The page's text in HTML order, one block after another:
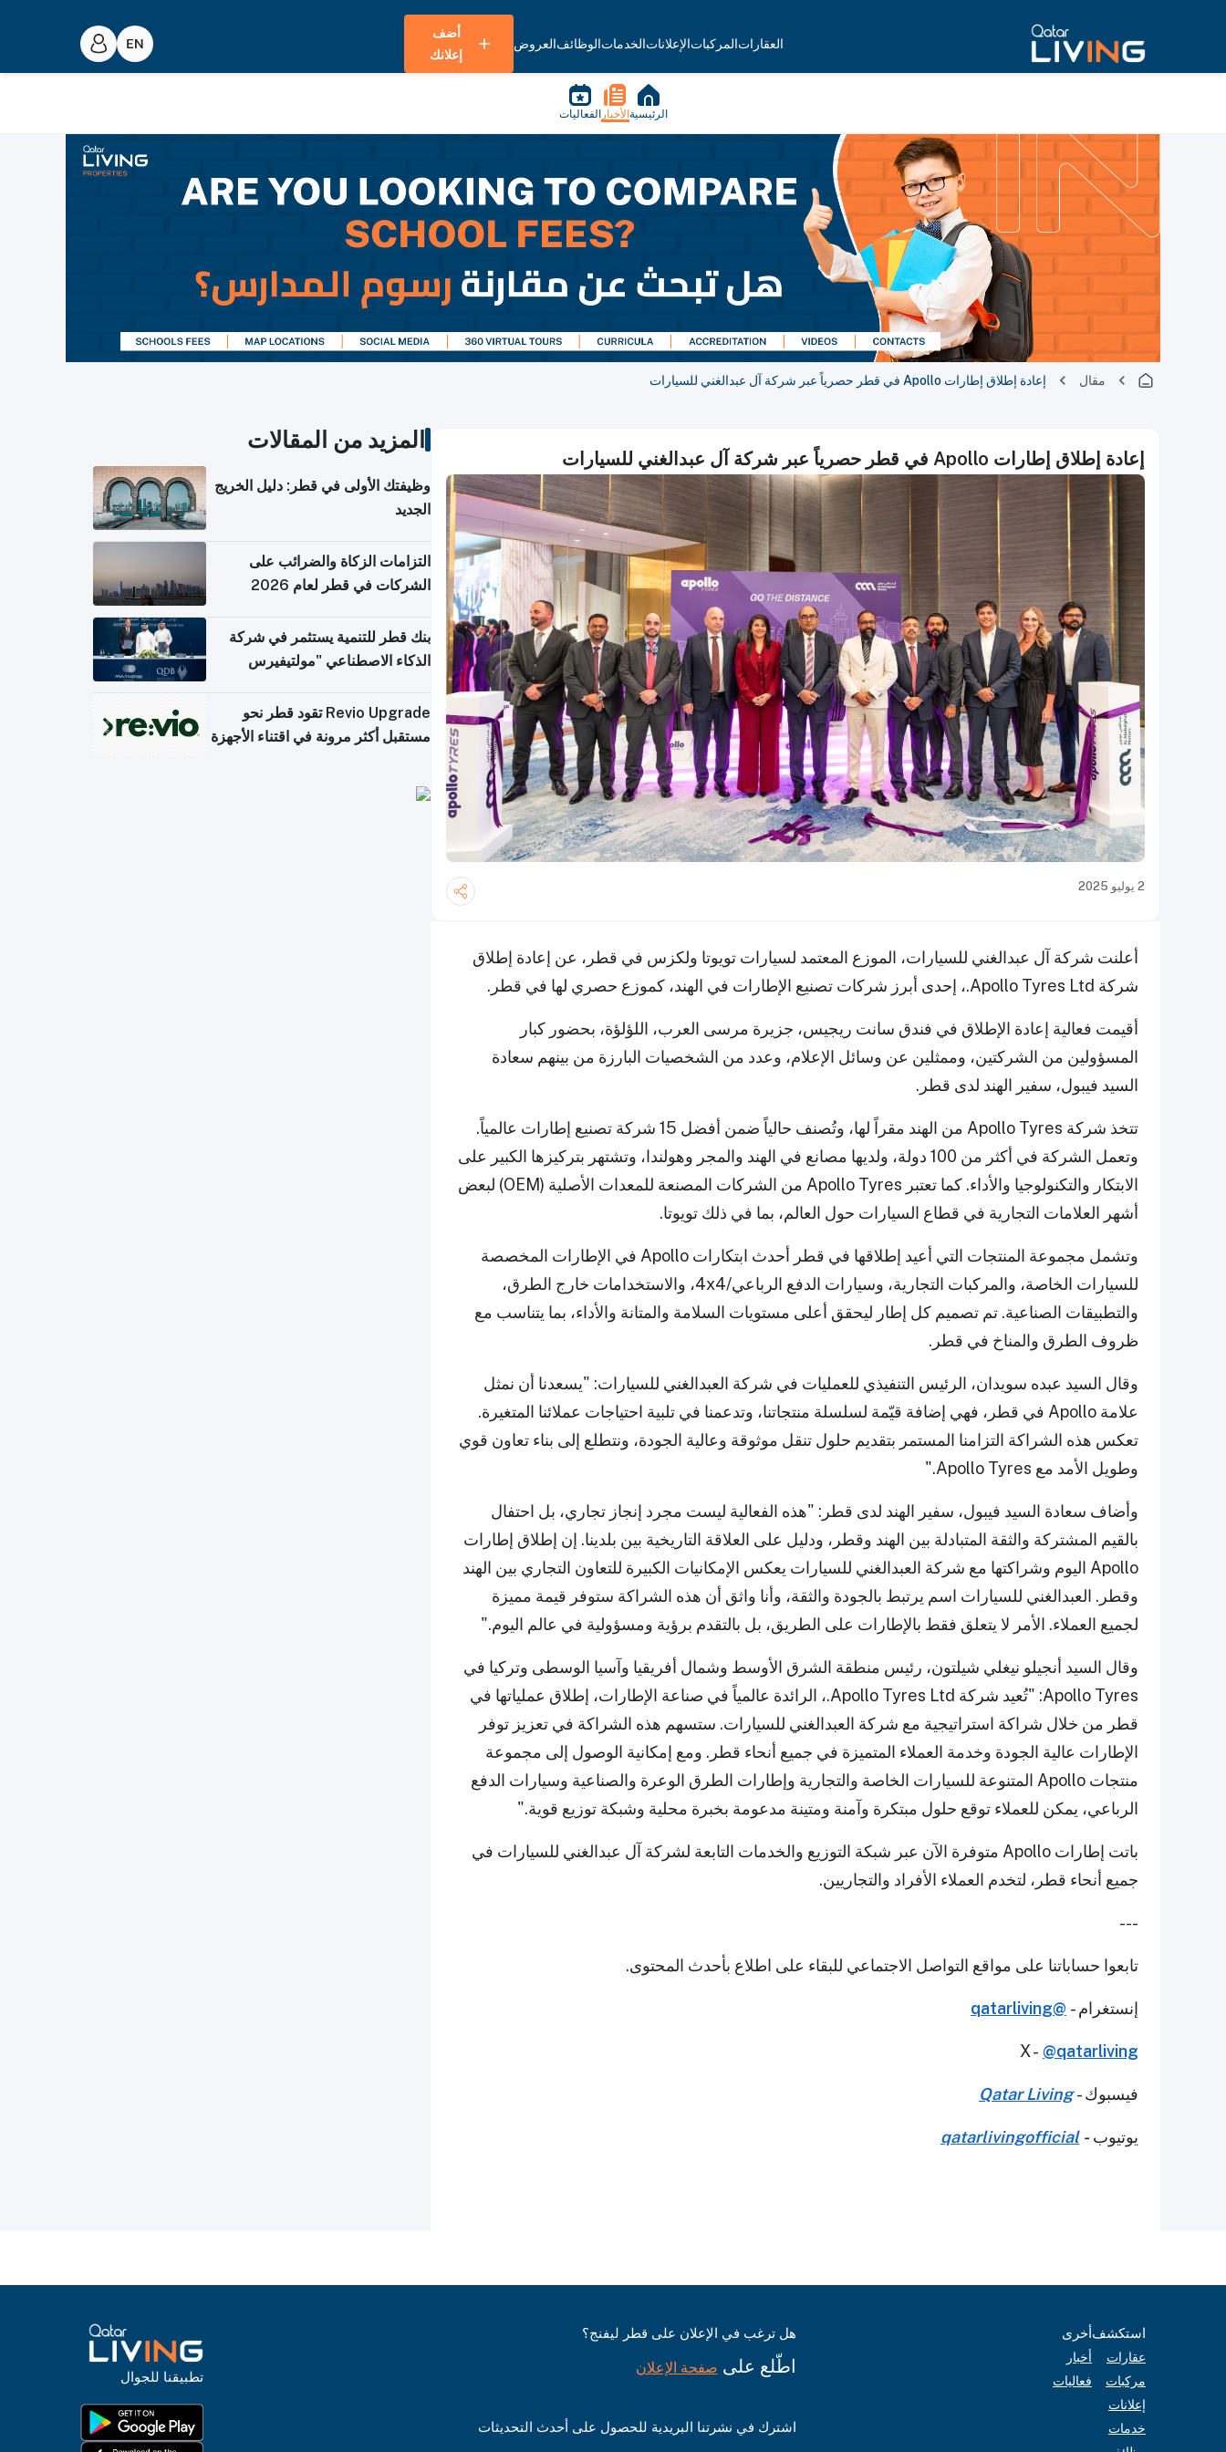
العقاراتالمركباتالإعلاناتالخدماتالوظائفالعروض
أضف
إعلانك
الرئيسية الأخبار الفعاليات
مقال إعادة إطلاق إطارات Apollo في قطر حصرياً عبر شركة آل عبدالغني للسيارات
إعادة إطلاق إطارات Apollo في قطر حصرياً عبر شركة آل عبدالغني للسيارات
2 يوليو 2025
أعلنت شركة آل عبدالغني للسيارات، الموزع المعتمد لسيارات تويوتا ولكزس في قطر، عن إعادة إطلاق
شركة Apollo Tyres Ltd.، إحدى أبرز شركات تصنيع الإطارات في الهند، كموزع حصري لها في قطر.
أقيمت فعالية إعادة الإطلاق في فندق سانت ريجيس، جزيرة مرسى العرب، اللؤلؤة، بحضور كبار
المسؤولين من الشركتين، وممثلين عن وسائل الإعلام، وعدد من الشخصيات البارزة من بينهم سعادة
السيد فيبول، سفير الهند لدى قطر.
تتخذ شركة Apollo Tyres من الهند مقراً لها، وتُصنف حالياً ضمن أفضل 15 شركة تصنيع إطارات عالمياً.
وتعمل الشركة في أكثر من 100 دولة، ولديها مصانع في الهند والمجر وهولندا، وتشتهر بتركيزها الكبير على
الابتكار والتكنولوجيا والأداء. كما تعتبر Apollo Tyres من الشركات المصنعة للمعدات الأصلية (OEM) لبعض
أشهر العلامات التجارية في قطاع السيارات حول العالم، بما في ذلك تويوتا.
وتشمل مجموعة المنتجات التي أعيد إطلاقها في قطر أحدث ابتكارات Apollo في الإطارات المخصصة
للسيارات الخاصة، والمركبات التجارية، وسيارات الدفع الرباعي/4x4، والاستخدامات خارج الطرق،
والتطبيقات الصناعية. تم تصميم كل إطار ليحقق أعلى مستويات السلامة والمتانة والأداء، بما يتناسب مع
ظروف الطرق والمناخ في قطر.
وقال السيد عبده سويدان، الرئيس التنفيذي للعمليات في شركة العبدالغني للسيارات: "يسعدنا أن نمثل
علامة Apollo في قطر، فهي إضافة قيّمة لسلسلة منتجاتنا، وتدعمنا في تلبية احتياجات عملائنا المتغيرة.
تعكس هذه الشراكة التزامنا المستمر بتقديم حلول تنقل موثوقة وعالية الجودة، ونتطلع إلى بناء تعاون قوي
وطويل الأمد مع Apollo Tyres."
وأضاف سعادة السيد فيبول، سفير الهند لدى قطر: "هذه الفعالية ليست مجرد إنجاز تجاري، بل احتفال
بالقيم المشتركة والثقة المتبادلة بين الهند وقطر، ودليل على العلاقة التاريخية بين بلدينا. إن إطلاق إطارات
Apollo اليوم وشراكتها مع شركة العبدالغني للسيارات يعكس الإمكانيات الكبيرة للتعاون التجاري بين الهند
وقطر. العبدالغني للسيارات اسم يرتبط بالجودة والثقة، وأنا واثق أن هذه الشراكة ستوفر قيمة مميزة
لجميع العملاء. الأمر لا يتعلق فقط بالإطارات على الطريق، بل بالتقدم برؤية ومسؤولية في عالم اليوم."
وقال السيد أنجيلو نيغلي شيلتون، رئيس منطقة الشرق الأوسط وشمال أفريقيا وآسيا الوسطى وتركيا في
Apollo Tyres: "تُعيد شركة Apollo Tyres Ltd.، الرائدة عالمياً في صناعة الإطارات، إطلاق عملياتها في
قطر من خلال شراكة استراتيجية مع شركة العبدالغني للسيارات. ستسهم هذه الشراكة في تعزيز توفر
الإطارات عالية الجودة وخدمة العملاء المتميزة في جميع أنحاء قطر. ومع إمكانية الوصول إلى مجموعة
منتجات Apollo المتنوعة للسيارات الخاصة والتجارية وإطارات الطرق الوعرة والصناعية وسيارات الدفع
الرباعي، يمكن للعملاء توقع حلول مبتكرة وآمنة ومتينة مدعومة بخبرة محلية وشبكة توزيع قوية."
باتت إطارات Apollo متوفرة الآن عبر شبكة التوزيع والخدمات التابعة لشركة آل عبدالغني للسيارات في
جميع أنحاء قطر، لتخدم العملاء الأفراد والتجاريين.
---
تابعوا حساباتنا على مواقع التواصل الاجتماعي للبقاء على اطلاع بأحدث المحتوى.
إنستغرام - @qatarliving
X - @qatarliving
فيسبوك -Qatar Living
يوتيوب -
qatarlivingofficial
المزيد من المقالات
وظيفتك الأولى في قطر: دليل الخريج
الجديد
التزامات الزكاة والضرائب على
الشركات في قطر لعام 2026
بنك قطر للتنمية يستثمر في شركة
الذكاء الاصطناعي "مولتيفيرس
Revio Upgrade تقود قطر نحو
مستقبل أكثر مرونة في اقتناء الأجهزة
استكشف
عقارات
مركبات
إعلانات
خدمات
أخرى
أخبار
فعاليات
هل ترغب في الإعلان على قطر ليفنج؟
اطّلع على صفحة الإعلان
اشترك في نشرتنا البريدية للحصول على أحدث التحديثات
تطبيقنا للجوال